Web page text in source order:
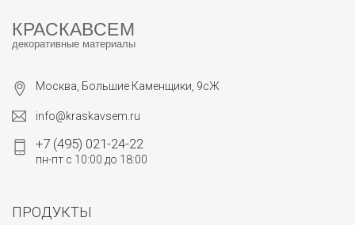
КРАСКАВСЕМ
декоративные материалы
Москва, Большие Каменщики, 9сЖ
info@kraskavsem.ru
+7 (495) 021-24-22
пн-пт с 10:00 до 18:00
ПРОДУКТЫ